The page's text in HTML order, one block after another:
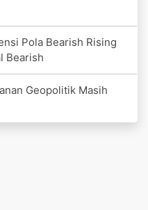
Pola Bearish Rising
Bearish
Geopolitik Masih